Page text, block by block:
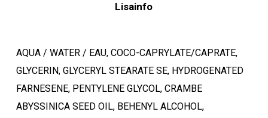
Lisainfo
AQUA / WATER / EAU, COCO-CAPRYLATE/CAPRATE,
GLYCERIN, GLYCERYL STEARATE SE, HYDROGENATED
FARNESENE, PENTYLENE GLYCOL, CRAMBE
ABYSSINICA SEED OIL, BEHENYL ALCOHOL,